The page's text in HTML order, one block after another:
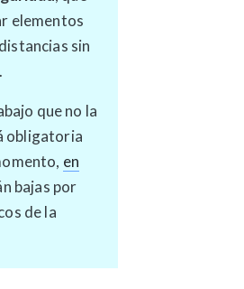
elementos
sin
que no la
obligatoria
en
bajas por
de la